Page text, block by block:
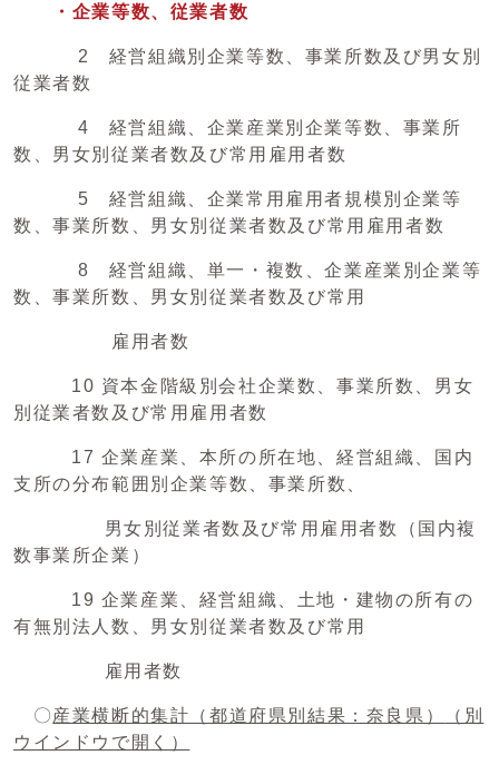
・企業等数、従業者数
2 経営組織別企業等数、事業所数及び男女別
従業者数
4 経営組織、企業産業別企業等数、事業所
数、男女別従業者数及び常用雇用者数
5 経営組織、企業常用雇用者規模別企業等
数、事業所数、男女別従業者数及び常用雇用者数
8 経営組織、単一・複数、企業産業別企業等
数、事業所数、男女別従業者数及び常用
雇用者数
10 資本金階級別会社企業数、事業所数、男女
別従業者数及び常用雇用者数
17 企業産業、本所の所在地、経営組織、国内
支所の分布範囲別企業等数、事業所数、
男女別従業者数及び常用雇用者数（国内複
数事業所企業）
19 企業産業、経営組織、土地・建物の所有の
有無別法人数、男女別従業者数及び常用
雇用者数
〇産業横断的集計（都道府県別結果：奈良県）
（別
ウインドウで開く）